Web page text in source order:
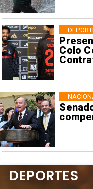
Colo
DEPORTES